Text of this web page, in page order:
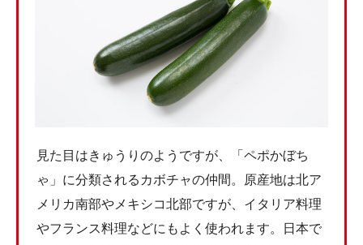
見た目はきゅうりのようですが、「ペポかぼち
ゃ」に分類されるカボチャの仲間。原産地は北ア
メリカ南部やメキシコ北部ですが、イタリア料理
やフランス料理などにもよく使われます。日本で